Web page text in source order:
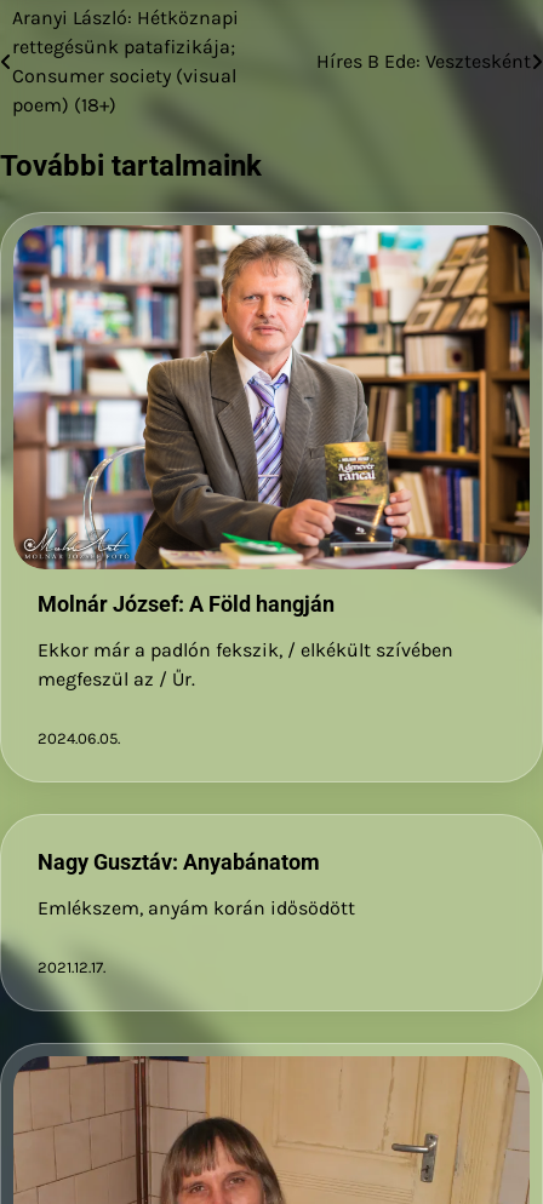
Bejegyzés
navigáció
Aranyi László: Hétköznapi
rettegésünk patafizikája;
Consumer society (visual
poem) (18+)
Híres B Ede: Vesztesként
További tartalmaink
Molnár József: A Föld hangján
Ekkor már a padlón fekszik, / elkékült szívében
megfeszül az / Űr.
2024.06.05.
Nagy Gusztáv: Anyabánatom
Emlékszem, anyám korán idősödött
2021.12.17.